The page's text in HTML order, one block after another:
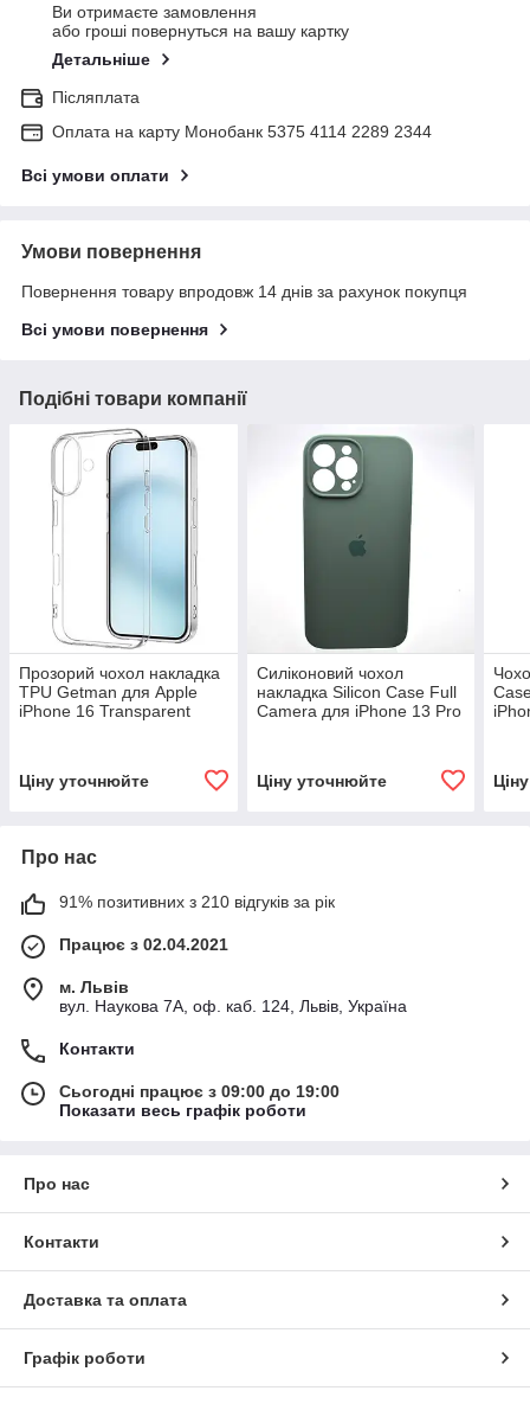
Ви отримаєте замовлення
або гроші повернуться на вашу картку
Детальніше
Післяплата
Оплата на карту Монобанк 5375 4114 2289 2344
Всі умови оплати
Умови повернення
Повернення товару впродовж 14 днів за рахунок покупця
Всі умови повернення
Подібні товари компанії
Прозорий чохол накладка
TPU Getman для Apple
iPhone 16 Transparent
Ціну уточнюйте
Силіконовий чохол
накладка Silicon Case Full
Camera для iPhone 13 Pro
Ціну уточнюйте
Про нас
91% позитивних з 210 відгуків за рік
Працює з 02.04.2021
м. Львів
вул. Наукова 7А, оф. каб. 124, Львів, Україна
Контакти
Сьогодні працює з 09:00 до 19:00
Показати весь графік роботи
Про нас
Контакти
Доставка та оплата
Графік роботи